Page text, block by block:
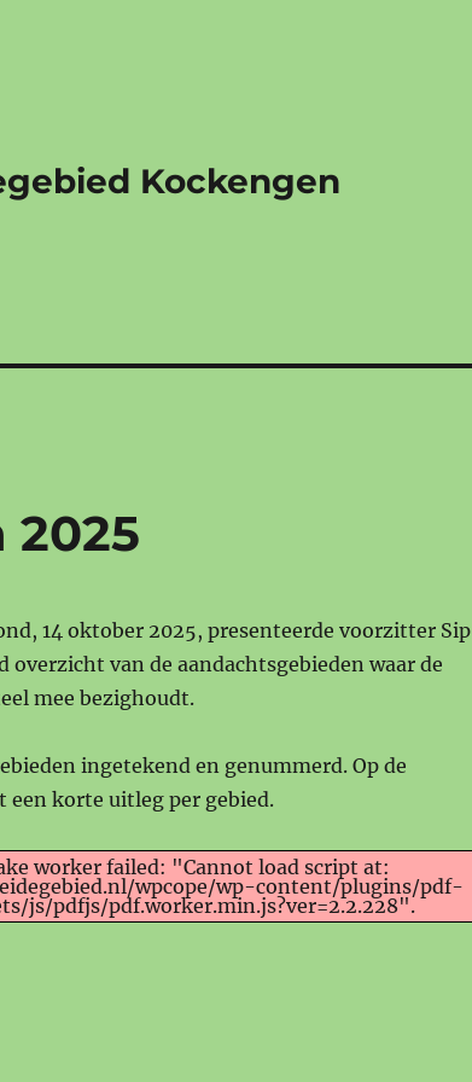
Kockengen
14 oktober 2025, presenteerde voorzitter Sip
overzicht van de aandachtsgebieden waar de
mee bezighoudt.
ingetekend en genummerd. Op de
een korte uitleg per gebied.
worker failed: "Cannot load script at:
wpcope/wp-content/plugins/pdf-
js/pdfjs/pdf.worker.min.js?ver=2.2.228".